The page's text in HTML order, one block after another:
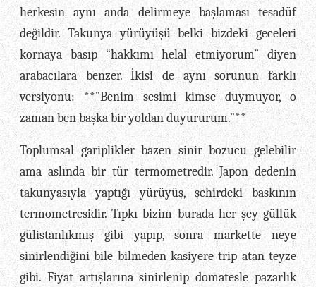
herkesin aynı anda delirmeye başlaması tesadüf
değildir. Takunya yürüyüşü belki bizdeki geceleri
kornaya basıp “hakkımı helal etmiyorum” diyen
arabacılara benzer. İkisi de aynı sorunun farklı
versiyonu: **”Benim sesimi kimse duymuyor, o
zaman ben başka bir yoldan duyururum.”**
Toplumsal gariplikler bazen sinir bozucu gelebilir
ama aslında bir tür termometredir. Japon dedenin
takunyasıyla yaptığı yürüyüş, şehirdeki baskının
termometresidir. Tıpkı bizim burada her şey güllük
gülistanlıkmış gibi yapıp, sonra markette neye
sinirlendiğini bile bilmeden kasiyere trip atan teyze
gibi. Fiyat artışlarına sinirlenip domatesle pazarlık